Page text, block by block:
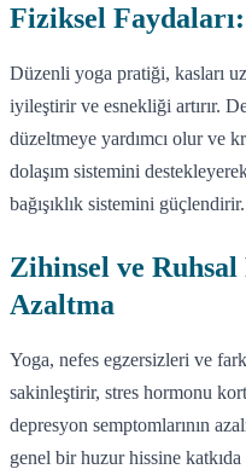
Fiziksel
Düzenli yoga pratiği, kasları
iyileştirir ve esnekliği artırır.
düzeltmeye yardımcı olur ve
dolaşım sistemini
bağışıklık sistemini güçlendirir.
Zihinsel ve
Azaltma
Yoga, nefes egzersizleri ve
sakinleştirir, stres hormonu
depresyon semptomlarının
genel bir huzur hissine